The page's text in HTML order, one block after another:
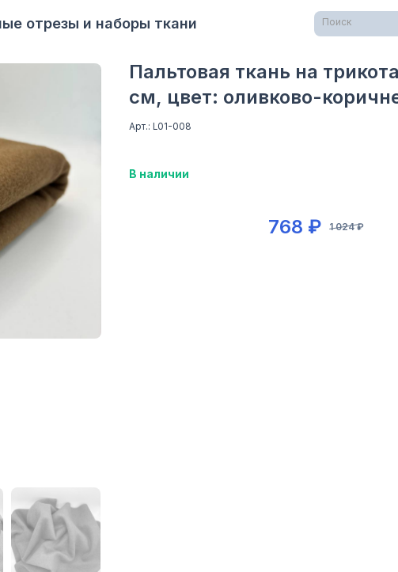
отрезы и наборы ткани Поиск
Пальтовая ткань на
см, цвет: оливково-
Арт.: L01-008
В наличии
768 ₽ 1 024 ₽